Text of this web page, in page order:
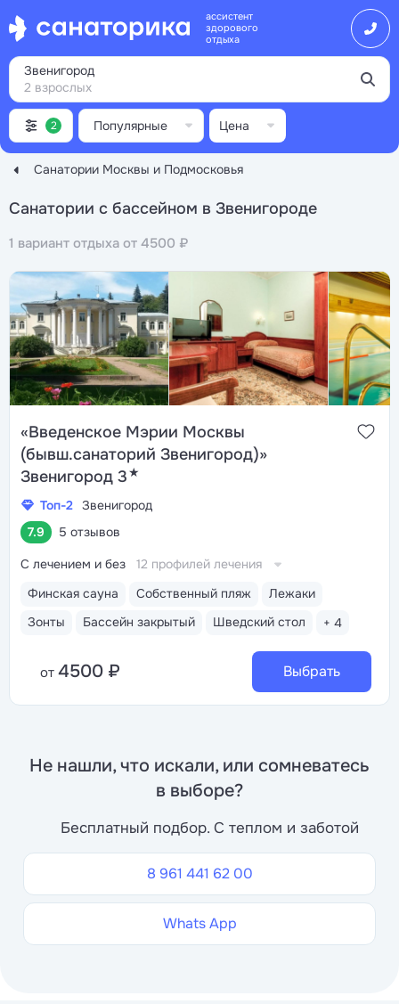
ассистент
здорового
отдыха
Санатории Москвы и Подмосковья
Звенигород
2 взрослых
Санатории с бассейном в Звенигороде
1 вариант отдыха от 4500 ₽
2 Популярные Цена
«Введенское Мэрии Москвы
(бывш.санаторий Звенигород)»
Звенигород 3★
Топ-2 Звенигород
7.9
5 отзывов
Финская сауна Собственный пляж
Лежаки
Зонты
Бассейн закрытый Шведский стол + 4
С лечением и без 12 профилей лечения
от 4500 ₽ Выбрать
Не нашли, что искали, или сомневатесь
в выборе?
Бесплатный подбор. С теплом и заботой
8 961 441 62 00
Whats App